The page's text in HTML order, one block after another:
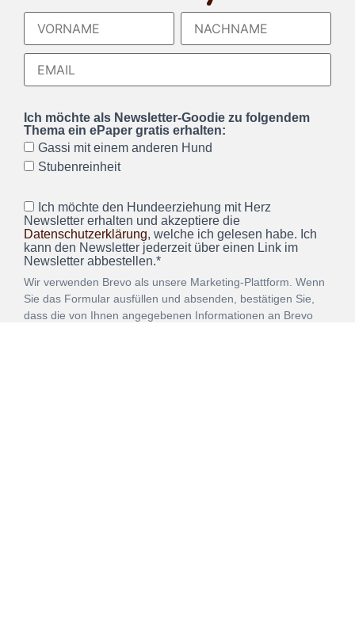
Ich möchte als Newsletter-Goodie zu folgendem
Thema ein ePaper gratis erhalten:
Gassi mit einem anderen Hund
Stubenreinheit
Ich möchte den Hundeerziehung mit Herz
Newsletter erhalten und akzeptiere die
Datenschutzerklärung, welche ich gelesen habe. Ich
kann den Newsletter jederzeit über einen Link im
Newsletter abbestellen.*
Wir verwenden Brevo als unsere Marketing-Plattform. Wenn
Sie das Formular ausfüllen und absenden, bestätigen Sie,
dass die von Ihnen angegebenen Informationen an Brevo